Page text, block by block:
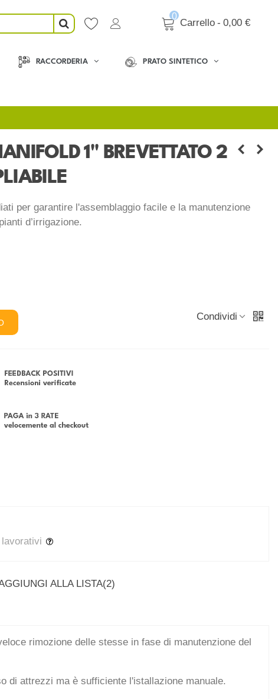
0
Carrello - 0,00 €
RACCORDERIA PRATO SINTETICO
1'' BREVETTATO 2
per garantire l'assemblaggio facile e la manutenzione
d’irrigazione.
Condividi
ALLA LISTA(2)
rimozione delle stesse in fase di manutenzione del
di attrezzi ma è sufficiente l'istallazione manuale.